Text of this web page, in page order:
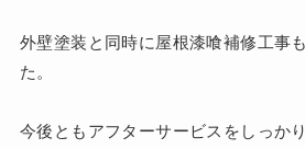
外壁塗装と同時に屋根漆喰補修工事
た。
今後ともアフターサービスをしっか